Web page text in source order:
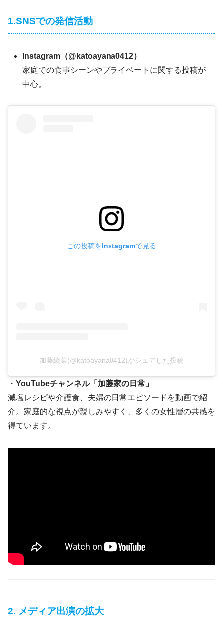
1.SNSでの発信活動
Instagram（@katoayana0412）
家庭での食事シーンやプライベートに関する投稿が
中心。
この投稿をInstagramで見る
加藤綾菜(@katoayana0412)がシェアした投稿
・ YouTubeチャンネル「加藤家の日常」
減塩レシピや介護食、夫婦の日常エピソードを動画で紹
介。家庭的な視点が親しみやすく、多くの女性層の共感を
得ています。
2. メディア出演の拡大